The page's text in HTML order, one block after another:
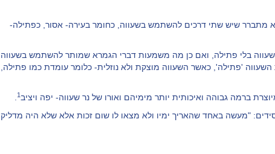
מתברר שיש שתי דרכים להשתמש בשעווה, כחומר בעירה- אסור, כפתילה-
בלי פתילה, ואם כן מה משמעות דברי הגמרא שמותר להשתמש בשעווה
'פתילה', כאשר השעווה מוצקת ולא נוזלית- כלומר עומדת כמו פתילה,
ברמה גבוהה ואיכותית יותר מימיהם ואורו של נר שעווה- יפה ויציב1
"מעשה באחד שהאריך ימיו ולא מצאו לו שום זכות אלא שלא היה מדליק